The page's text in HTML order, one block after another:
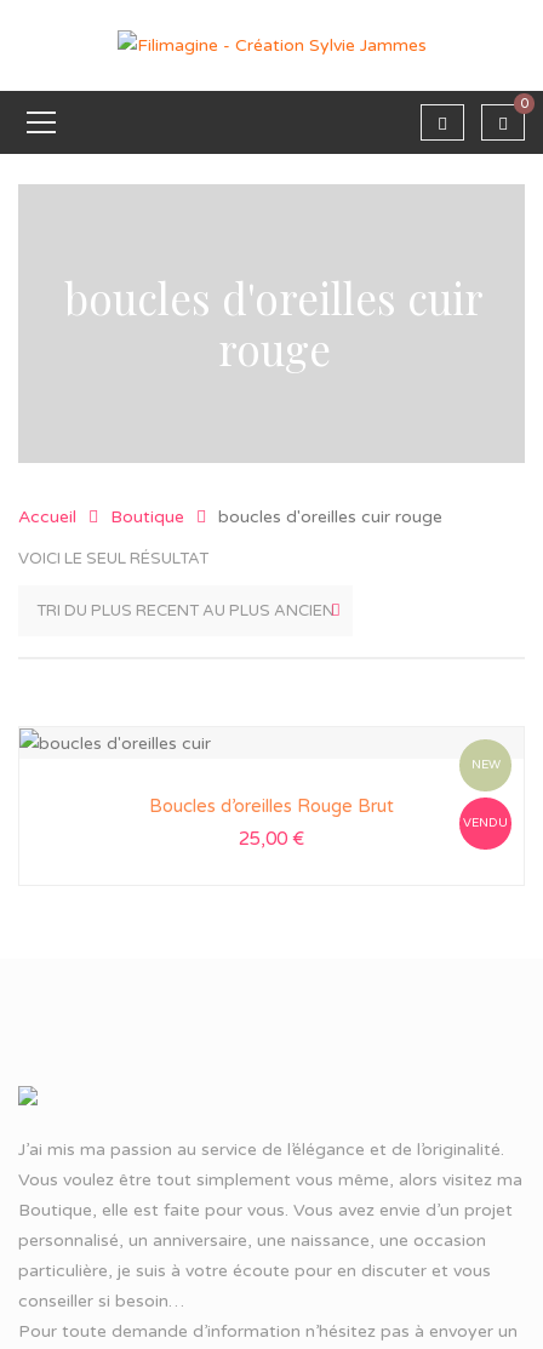
0
boucles d'oreilles cuir
rouge
Accueil Boutique boucles d'oreilles cuir rouge
VOICI LE SEUL RÉSULTAT
NEW
VENDU
Boucles d’oreilles Rouge Brut
25,00 €
J’ai mis ma passion au service de l’élégance et de l’originalité.
Vous voulez être tout simplement vous même, alors visitez ma
Boutique, elle est faite pour vous. Vous avez envie d’un projet
personnalisé, un anniversaire, une naissance, une occasion
particulière, je suis à votre écoute pour en discuter et vous
conseiller si besoin…
Pour toute demande d’information n’hésitez pas à envoyer un